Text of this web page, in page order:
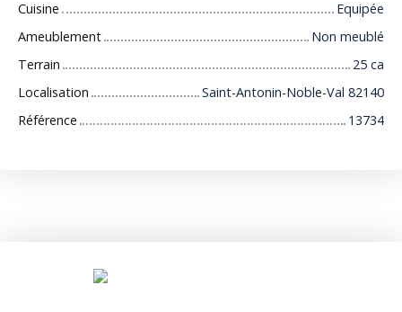
Cuisine
Equipée
Ameublement
Non meublé
Terrain
25 ca
Localisation
Saint-Antonin-Noble-Val 82140
Référence
13734